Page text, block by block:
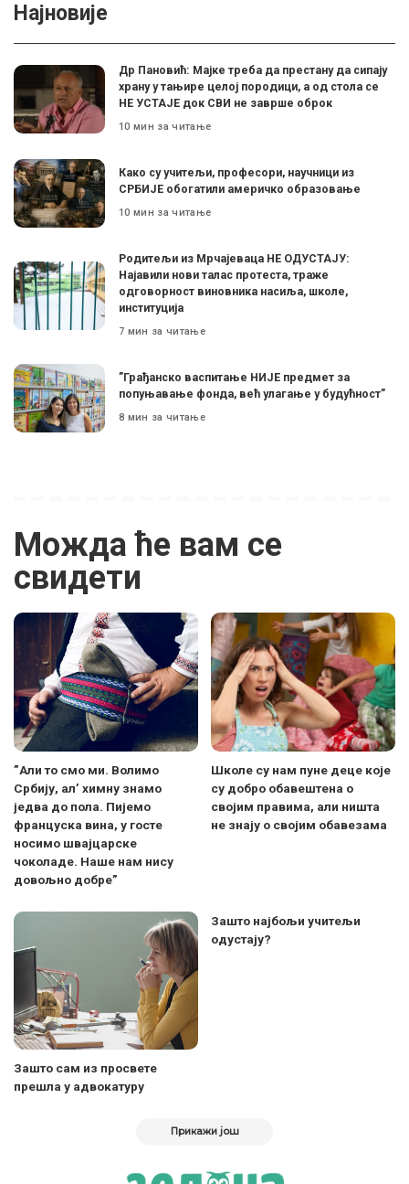
Најновије
Др Пановић: Мајке треба да престану да сипају
храну у тањире целој породици, а од стола се
НЕ УСТАЈЕ док СВИ не заврше оброк
10 мин за читање
Како су учитељи, професори, научници из
СРБИЈЕ обогатили америчко образовање
10 мин за читање
Родитељи из Мрчајеваца НЕ ОДУСТАЈУ:
Најавили нови талас протеста, траже
одговорност виновника насиља, школе,
институција
7 мин за читање
”Грађанско васпитање НИЈЕ предмет за
попуњавање фонда, већ улагање у будућност”
8 мин за читање
Можда ће вам се
свидети
”Али то смо ми. Волимо
Србију, ал’ химну знамо
једва до пола. Пијемо
француска вина, у госте
носимо швајцарске
чоколаде. Наше нам нису
довољно добре”
Школе су нам пуне деце које
су добро обавештена о
својим правима, али ништа
не знају о својим обавезама
Зашто сам из просвете
прешла у адвокатуру
Зашто најбољи учитељи
одустају?
Прикажи још